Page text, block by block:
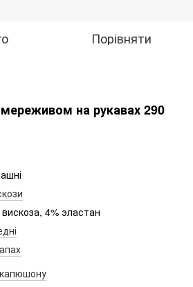
Порівняти
мереживом на рукавах 290
4% эластан